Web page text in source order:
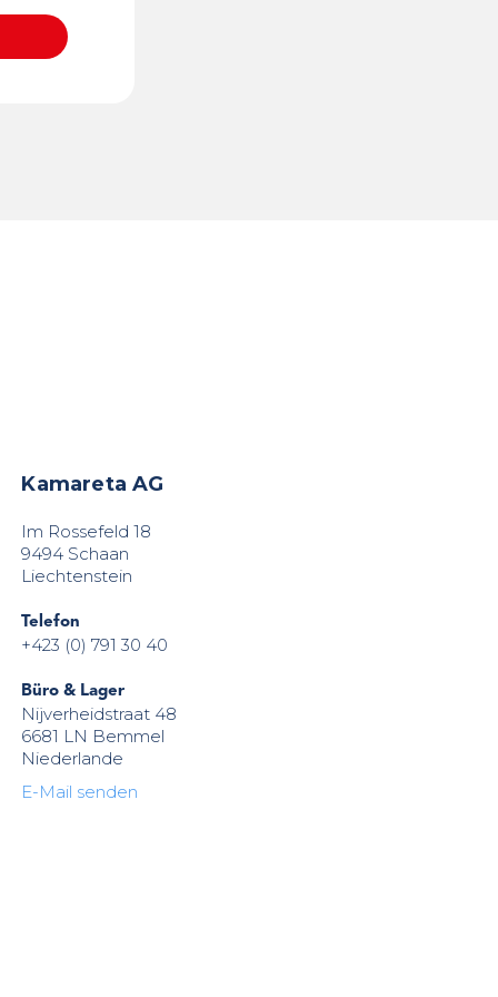
Kamareta AG
Im Rossefeld 18
9494 Schaan
Liechtenstein
Telefon
+423 (0) 791 30 40
Büro & Lager
Nijverheidstraat 48
6681 LN Bemmel
Niederlande
E-Mail senden